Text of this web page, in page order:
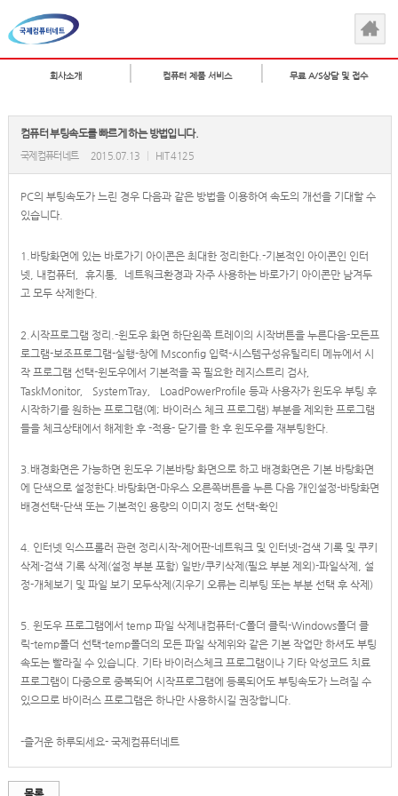
회사소개 컴퓨터 제품 서비스 무료 A/S상담 및 접수
컴퓨터 부팅속도를 빠르게 하는 방법입니다.
국제컴퓨터네트 2015.07.13 HIT 4125
PC의 부팅속도가 느린 경우 다음과 같은 방법을 이용하여 속도의 개선을 기대할 수
있습니다.
1.바탕화면에 있는 바로가기 아이콘은 최대한 정리한다.-기본적인 아이콘인 인터
넷, 내컴퓨터，휴지통，네트워크환경과 자주 사용하는 바로가기 아이콘만 남겨두
고 모두 삭제한다.
2.시작프로그램 정리.-윈도우 화면 하단왼쪽 트레이의 시작버튼을 누른다음-모든프
로그램-보조프로그램-실행-창에 Msconfig 입력-시스템구성유틸리티 메뉴에서 시
작 프로그램 선택-윈도우에서 기본적을 꼭 필요한 레지스트리 검사，
TaskMonitor， SystemTray， LoadPowerProfile 등과 사용자가 윈도우 부팅 후
시작하기를 원하는 프로그램(예; 바이러스 체크 프로그램) 부분을 제외한 프로그램
들을 체크상태에서 해제한 후 -적용- 닫기를 한 후 윈도우를 재부팅한다.
3.배경화면은 가능하면 윈도우 기본바탕 화면으로 하고 배경화면은 기본 바탕화면
에 단색으로 설정한다.바탕화면-마우스 오른쪽버튼을 누른 다음 개인설정-바탕화면
배경선택-단색 또는 기본적인 용량의 이미지 정도 선택-확인
4. 인터넷 익스프롤러 관련 정리시작-제어판-네트워크 및 인터넷-검색 기록 및 쿠키
삭제-검색 기록 삭제(설정 부분 포함) 일반/쿠키삭제(필요 부분 제외)-파일삭제, 설
정-개체보기 및 파일 보기 모두삭제(지우기 오류는 리부팅 또는 부분 선택 후 삭제)
5. 윈도우 프로그램에서 temp 파일 삭제내컴퓨터-C폴더 클릭-Windows폴더 클
릭-temp폴더 선택-temp폴더의 모든 파일 삭제위와 같은 기본 작업만 하셔도 부팅
속도는 빨라질 수 있습니다. 기타 바이러스체크 프로그램이나 기타 악성코드 치료
프로그램이 다중으로 중복되어 시작프로그램에 등록되어도 부팅속도가 느려질 수
있으므로 바이러스 프로그램은 하나만 사용하시길 권장합니다.
-즐거운 하루되세요- 국제컴퓨터네트
목록